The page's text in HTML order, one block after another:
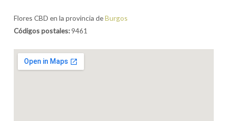
Flores CBD en la provincia deBurgos
Códigos postales:9461